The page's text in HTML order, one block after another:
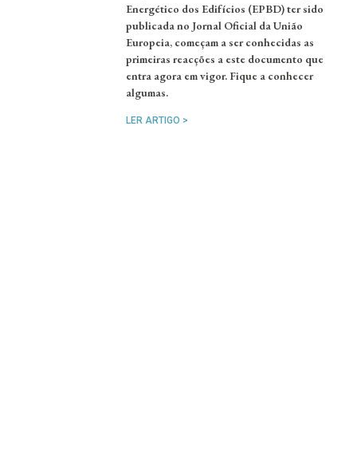
Energético dos Edifícios (EPBD) ter sido
publicada no Jornal Oficial da União
Europeia, começam a ser conhecidas as
primeiras reacções a este documento que
entra agora em vigor. Fique a conhecer
algumas.
LER ARTIGO >